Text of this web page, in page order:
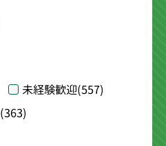
未経験歓迎(557)
(363)